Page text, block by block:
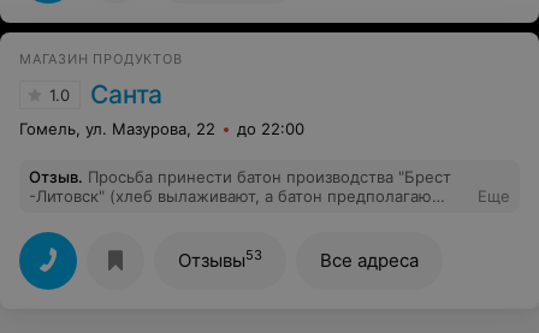
МАГАЗИН ПРОДУКТОВ
1.0 Санта
Гомель, ул. Мазурова, 22 до 22:00
Отзыв. Просьба принести батон производства "Брест
-Литовск" (хлеб вылаживают, а батон предполагаю
производителей) к отдельной сотруднице была
встречена недовольством и негативом. Это было в
20.25. Пришла снова в 21.35 и батон был уже в
продаже. "Спасибо" персоналу.
Еще
Отзывы53 Все адреса